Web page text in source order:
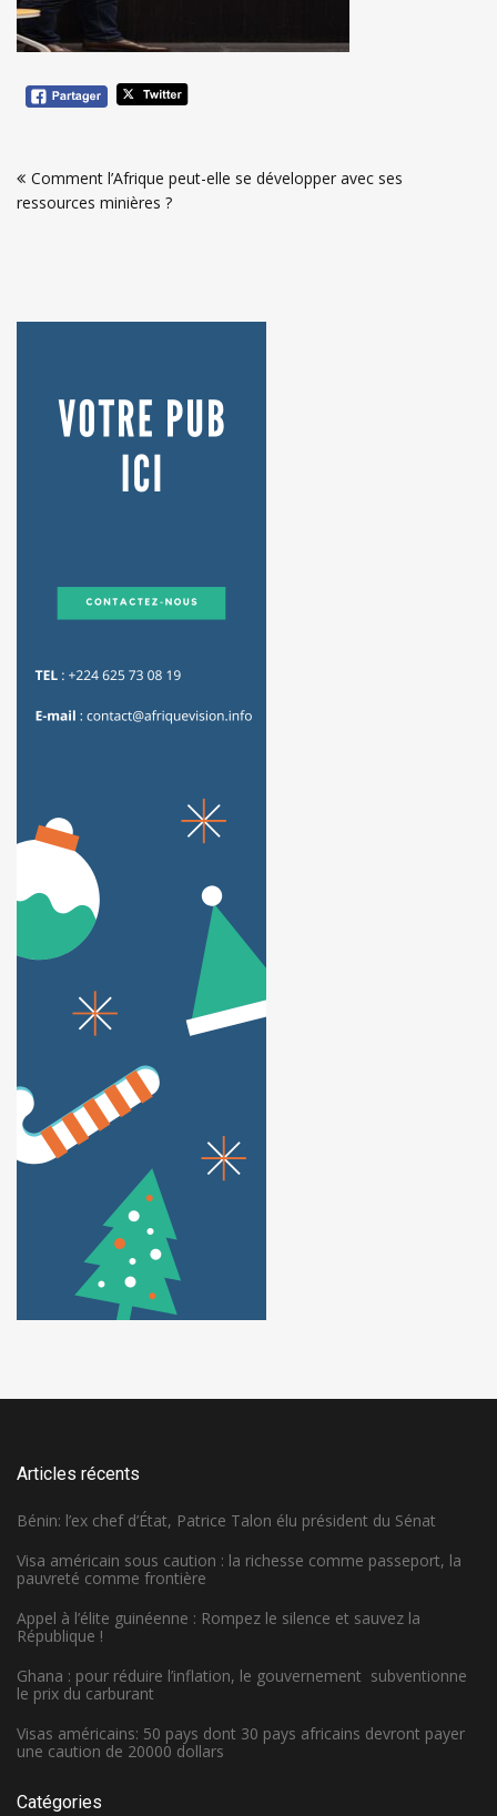
deComment l’Afrique peut-elle se développer avec ses
ressources minières ?
Articles récents
Bénin: l’ex chef d’État, Patrice Talon élu président du Sénat
Visa américain sous caution : la richesse comme passeport, la
pauvreté comme frontière
Appel à l’élite guinéenne : Rompez le silence et sauvez la
République !
Ghana : pour réduire l’inflation, le gouvernement subventionne
le prix du carburant
Visas américains: 50 pays dont 30 pays africains devront payer
une caution de 20000 dollars
Catégories